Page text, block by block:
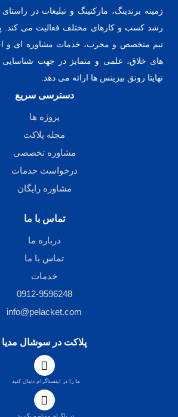
زمینه برندینگ، مارکتینگ و تبلیغات در
رشد کسب و کارهای مختلف فعالیت می کند.
تیم متخصص و مجرب، خدمات مشاوره ای و
های خلاق، علمی و متمایز در جهت
نهایتا رونق بیزینس ها ارائه می دهد.
دسترسی سریع
پروژه ها
مجله پلاکت
مشاوره تخصصی
درخواست خدمات
مشاوره رایگان
تماس با ما
درباره ما
تماس با ما
خدمات
0912-9596248
info@pelacket.com
پلاکت در سوشال مدیا
ما را در اینستاگرام دنبال کنید